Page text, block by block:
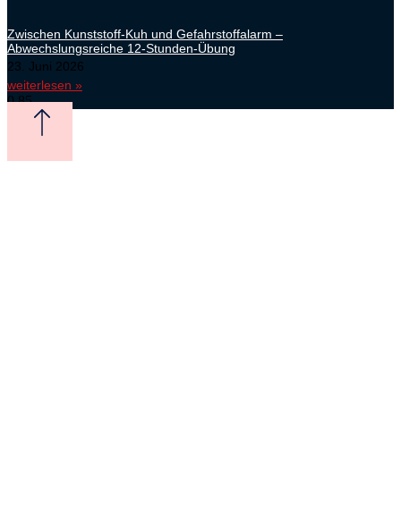
Zwischen Kunststoff-Kuh und Gefahrstoffalarm –
Abwechslungsreiche 12-Stunden-Übung
23. Juni 2026
weiterlesen »